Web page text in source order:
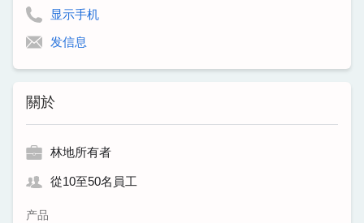
關於
林地所有者
從10至50名員工
产品
显示手机
发信息